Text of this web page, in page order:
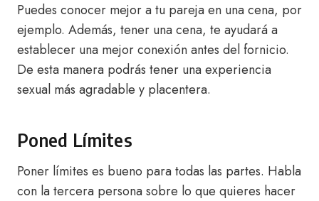
Puedes conocer mejor a tu pareja en una cena, por
ejemplo. Además, tener una cena, te ayudará a
establecer una mejor conexión antes del fornicio.
De esta manera podrás tener una experiencia
sexual más agradable y placentera.
Poned Límites
Poner límites es bueno para todas las partes. Habla
con la tercera persona sobre lo que quieres hacer